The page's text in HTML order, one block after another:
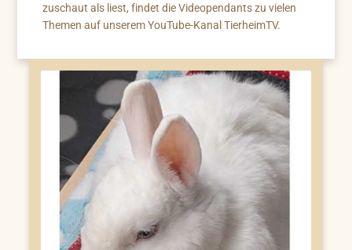
zuschaut als liest, findet die Videopendants zu vielen
Themen auf unserem YouTube-Kanal TierheimTV.